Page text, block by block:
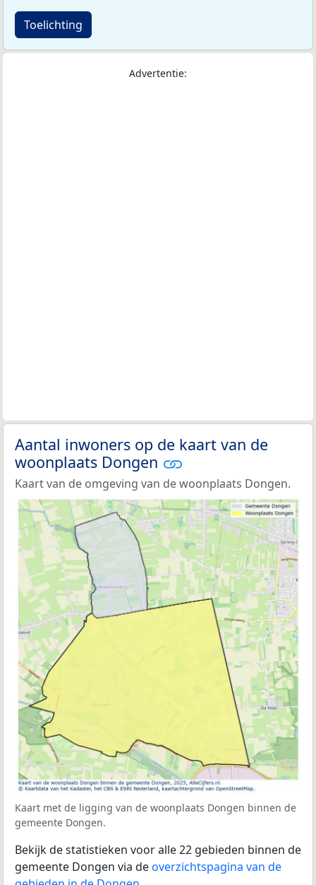
Toelichting
Advertentie:
Aantal inwoners op de kaart van de
woonplaats Dongen
Kaart van de omgeving van de woonplaats Dongen.
Kaart met de ligging van de woonplaats Dongen binnen de
gemeente Dongen.
Bekijk de statistieken voor alle 22 gebieden binnen de
gemeente Dongen via deoverzichtspagina van de